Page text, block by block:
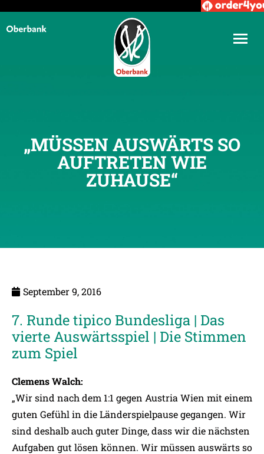
„MÜSSEN AUSWÄRTS SO
AUFTRETEN WIE
ZUHAUSE“
September 9, 2016
7. Runde tipico Bundesliga | Das
vierte Auswärtsspiel | Die Stimmen
zum Spiel
Clemens Walch:
„Wir sind nach dem 1:1 gegen Austria Wien mit einem
guten Gefühl in die Länderspielpause gegangen. Wir
sind deshalb auch guter Dinge, dass wir die nächsten
Aufgaben gut lösen können. Wir müssen auswärts so